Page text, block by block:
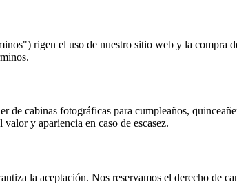
rigen el uso de nuestro sitio web y la compra
cabinas fotográficas para cumpleaños,
y apariencia en caso de escasez.
la aceptación. Nos reservamos el derecho de